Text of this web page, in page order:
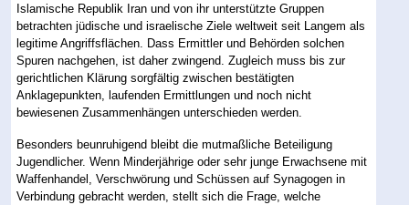
Islamische Republik Iran und von ihr unterstützte Gruppen
betrachten jüdische und israelische Ziele weltweit seit Langem als
legitime Angriffsflächen. Dass Ermittler und Behörden solchen
Spuren nachgehen, ist daher zwingend. Zugleich muss bis zur
gerichtlichen Klärung sorgfältig zwischen bestätigten
Anklagepunkten, laufenden Ermittlungen und noch nicht
bewiesenen Zusammenhängen unterschieden werden.
Besonders beunruhigend bleibt die mutmaßliche Beteiligung
Jugendlicher. Wenn Minderjährige oder sehr junge Erwachsene mit
Waffenhandel, Verschwörung und Schüssen auf Synagogen in
Verbindung gebracht werden, stellt sich die Frage, welche